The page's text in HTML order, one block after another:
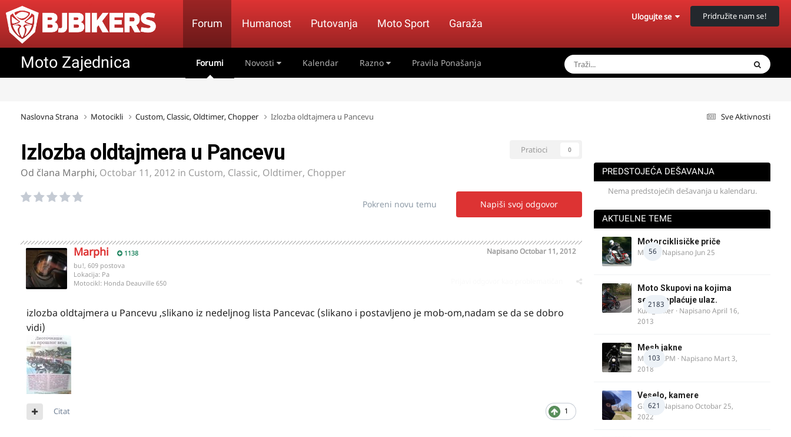
Forum Humanost Putovanja Moto Sport Garaža
Ulogujte se Pridružite nam se!
Moto Zajednica Forumi Novosti Kalendar Razno Pravila Ponašanja
Sve Aktivnosti
Naslovna Strana Motocikli Custom, Classic, Oldtimer, Chopper Izlozba oldtajmera u Pancevu
Pratioci 0
Izlozba oldtajmera u Pancevu
Od člana Marphi, Octobar 11, 2012 in Custom, Classic, Oldtimer, Chopper
Napiši svoj odgovor
Pokreni novu temu
Marphi 1138 NapisanoOctobar 11, 2012
bu!, 609 postova
Lokacija: Pa
Motocikl: Honda Deauville 650
izlozba oldtajmera u Pancevu ,slikano iz nedeljnog lista Pancevac (slikano i postavljeno je mob-om,nadam se da se dobro
vidi)
1
Citat
PREDSTOJEĆA DEŠAVANJA
Nema predstojećih dešavanja u kalendaru.
AKTUELNE TEME
56
Motorciklisičke priče
MIHO · Napisano Jun 25
2183
Moto Skupovi na kojima
se ne naplaćuje ulaz.
Kum_Mixer · NapisanoApril 16,
2013
103
Mesh jakne
MostarRPM · Napisano Mart 3,
2018
621
Veselo, kamere
GR 46· NapisanoOctobar 25,
2022